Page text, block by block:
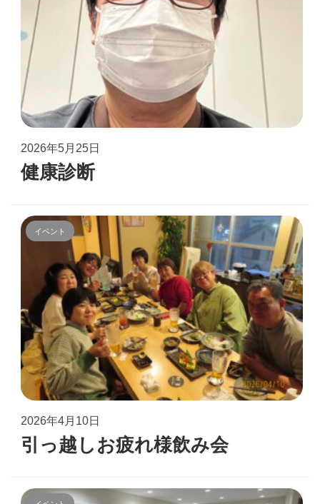
2026年5月25日
健康診断
イベント
2026年4月10日
引っ越しお疲れ様飲み会